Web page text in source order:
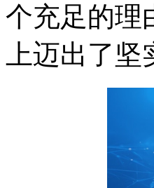
个充足的理
上迈出了